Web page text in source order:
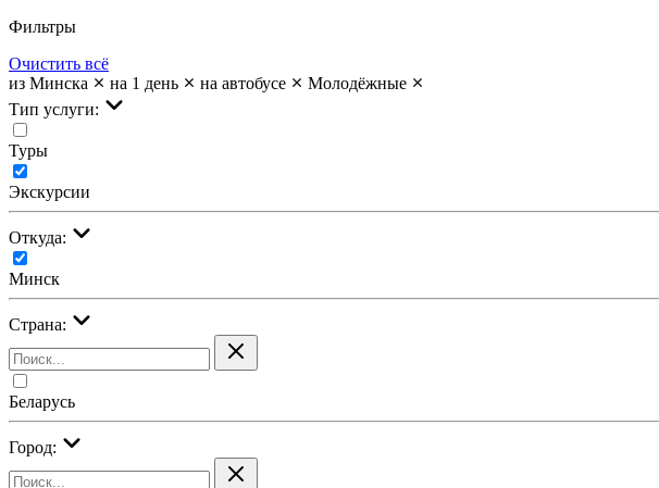
Фильтры
Очистить всё
из Минска
на 1 день на автобусе
Молодёжные
Тип услуги:
Туры
Экскурсии
Откуда:
Минск
Страна:
Беларусь
Город: